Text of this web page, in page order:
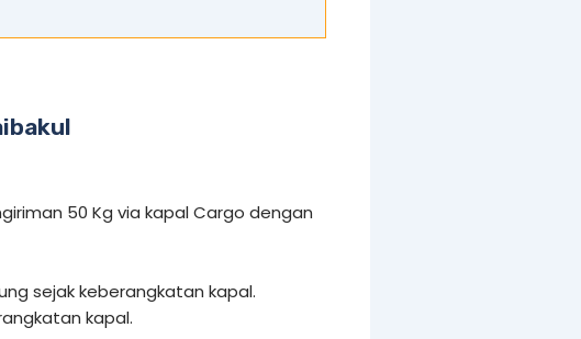
50 Kg via kapal Cargo dengan
sejak keberangkatan kapal.
kapal.